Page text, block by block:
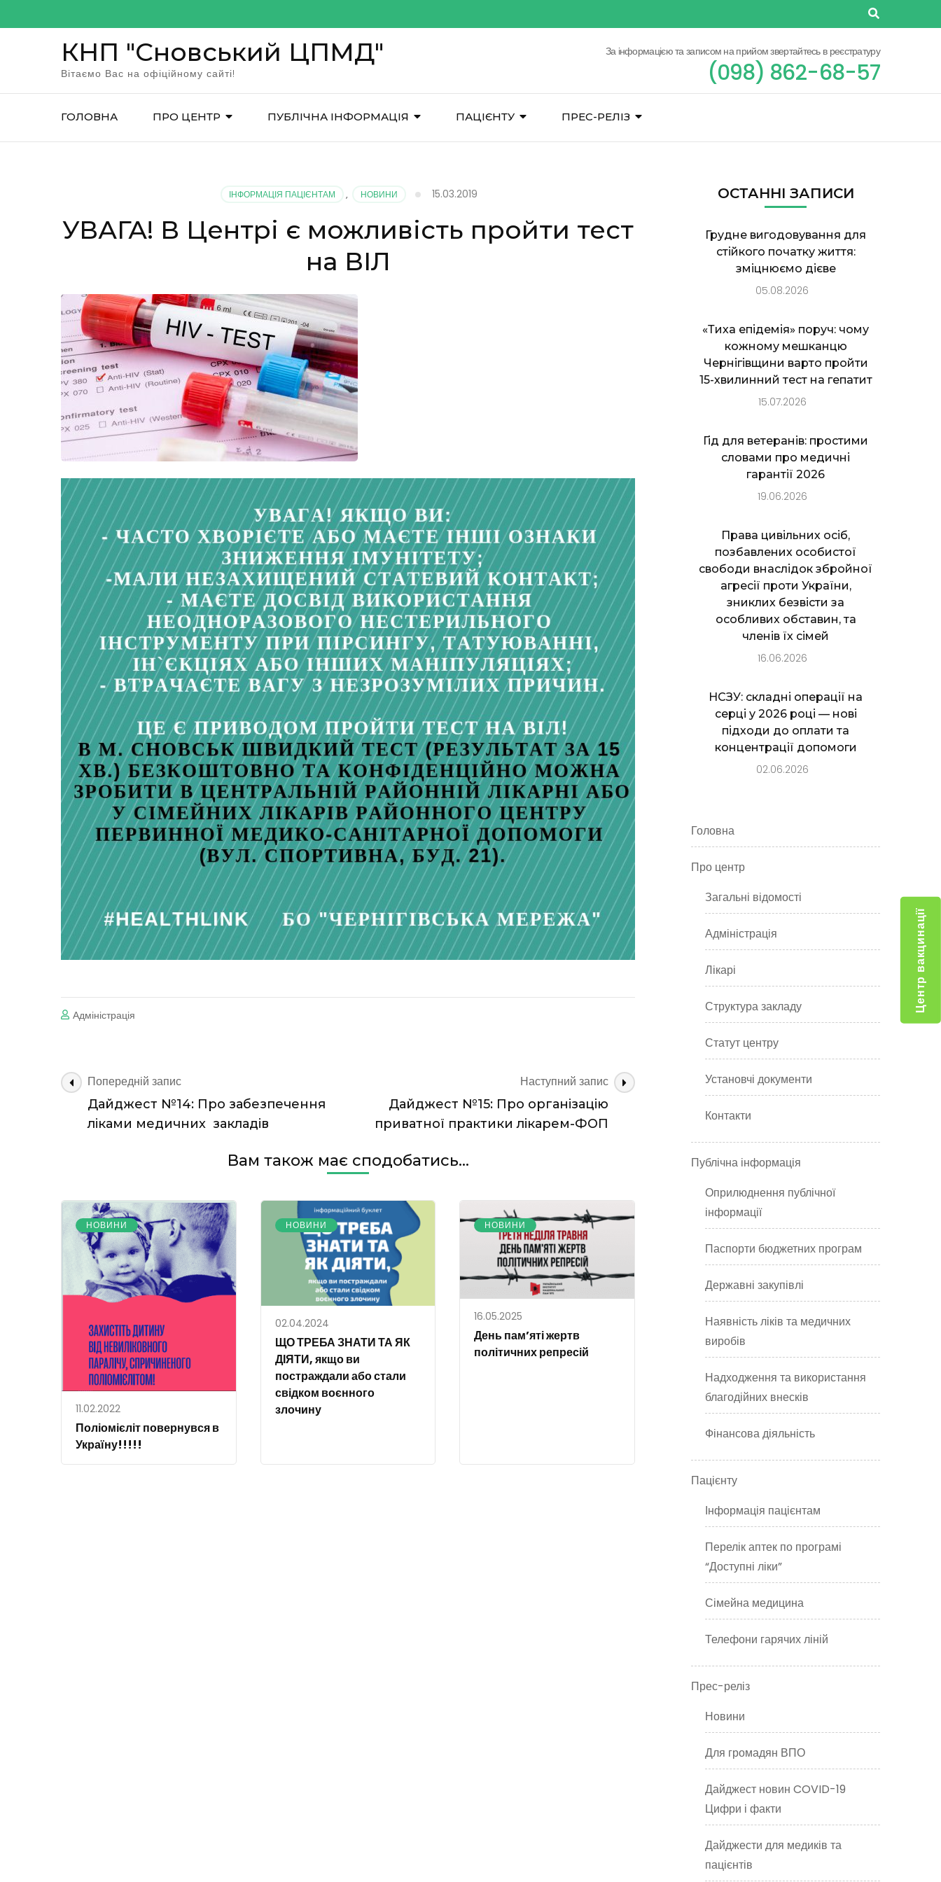
до
КНП "Сновський ЦПМД"
Вітаємо Вас на офіційному сайті!
За інформацією та записом на прийом звертайтесь в реєстратуру
(098) 862-68-57
ГОЛОВНА ПРО ЦЕНТР ПУБЛІЧНА ІНФОРМАЦІЯ ПАЦІЄНТУ ПРЕС-РЕЛІЗ
ІНФОРМАЦІЯ ПАЦІЄНТАМ , НОВИНИ 15.03.2019
УВАГА! В Центрі є можливість пройти тест
на ВІЛ
Адміністрація
Навігація
по
запису
Попередній запис
Дайджест №14: Про забезпечення
ліками медичних закладів
Наступний запис
Дайджест №15: Про організацію
приватної практики лікарем-ФОП
Вам також має сподобатись...
НОВИНИ
11.02.2022
Поліомієліт повернувся в
Україну!!!!!
НОВИНИ
02.04.2024
ЩО ТРЕБА ЗНАТИ ТА ЯК
ДІЯТИ, якщо ви
постраждали або стали
свідком воєнного
злочину
НОВИНИ
16.05.2025
День пам’яті жертв
політичних репресій
ОСТАННІ ЗАПИСИ
Грудне вигодовування для
стійкого початку життя:
зміцнюємо дієве
05.08.2026
«Тиха епідемія» поруч: чому
кожному мешканцю
Чернігівщини варто пройти
15-хвилинний тест на гепатит
15.07.2026
Гід для ветеранів: простими
словами про медичні
гарантії 2026
19.06.2026
Права цивільних осіб,
позбавлених особистої
свободи внаслідок збройної
агресії проти України,
зниклих безвісти за
особливих обставин, та
членів їх сімей
16.06.2026
НСЗУ: складні операції на
серці у 2026 році — нові
підходи до оплати та
концентрації допомоги
02.06.2026
Головна
Про центр
Загальні відомості
Адміністрація
Лікарі
Структура закладу
Статут центру
Установчі документи
Контакти
Публічна інформація
Оприлюднення публічної
інформації
Паспорти бюджетних програм
Державні закупівлі
Наявність ліків та медичних
виробів
Надходження та використання
благодійних внесків
Фінансова діяльність
Пацієнту
Інформація пацієнтам
Перелік аптек по програмі
“Доступні ліки”
Сімейна медицина
Телефони гарячих ліній
Прес-реліз
Новини
Для громадян ВПО
Дайджест новин COVID-19
Цифри і факти
Дайджести для медиків та
пацієнтів
Центр вакцинації